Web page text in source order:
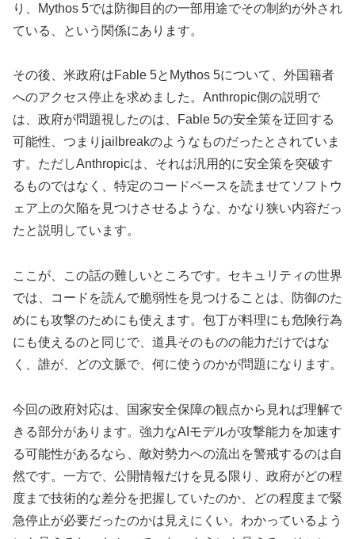
り、Mythos 5では防御目的の一部用途でその制約が外され
ている、という関係にあります。
その後、米政府はFable 5とMythos 5について、外国籍者
へのアクセス停止を求めました。Anthropic側の説明で
は、政府が問題視したのは、Fable 5の安全策を迂回する
可能性、つまりjailbreakのようなものだったとされていま
す。ただしAnthropicは、それは汎用的に安全策を突破す
るものではなく、特定のコードベースを読ませてソフトウ
ェア上の欠陥を見つけさせるような、かなり狭い内容だっ
たと説明しています。
ここが、この話の難しいところです。セキュリティの世界
では、コードを読んで脆弱性を見つけることは、防御のた
めにも攻撃のためにも使えます。包丁が料理にも危険行為
にも使えるのと同じで、道具そのものの能力だけではな
く、誰が、どの文脈で、何に使うのかが問題になります。
今回の政府対応は、国家安全保障の観点から見れば理解で
きる部分があります。強力なAIモデルが攻撃能力を加速す
る可能性があるなら、敵対勢力への流出を警戒するのは自
然です。一方で、公開情報だけを見る限り、政府がどの程
度まで技術的な差分を把握していたのか、どの程度まで緊
急停止が必要だったのかは見えにくい。わかっているよう